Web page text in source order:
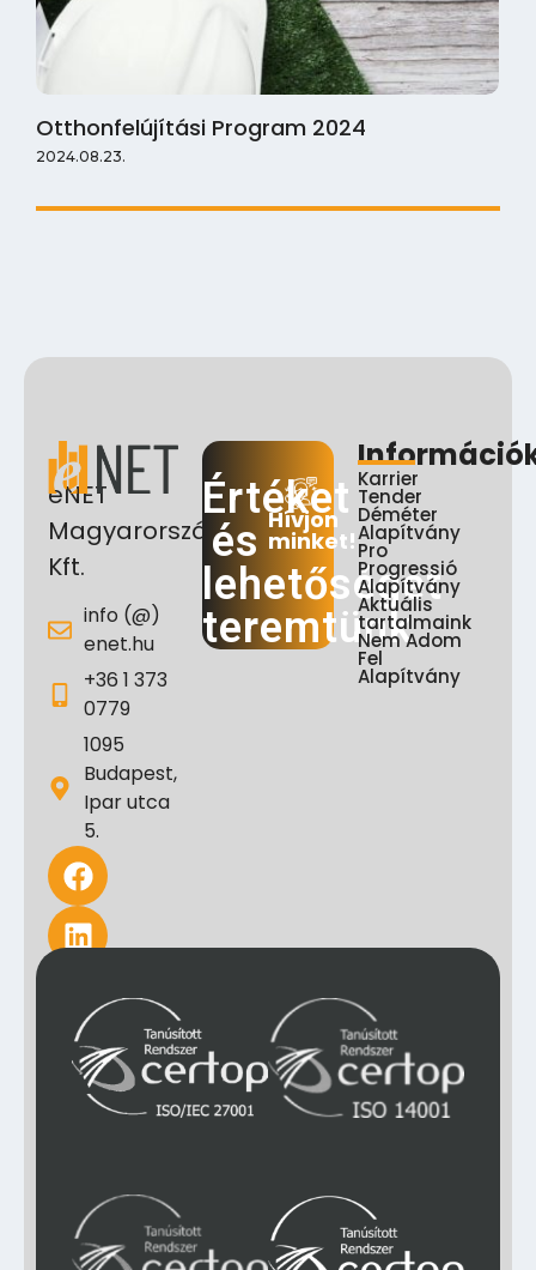
Otthonfelújítási Program 2024
2024.08.23.
eNET
Magyarország
Kft.
info (@)
enet.hu
+36 1 373
0779
1095
Budapest,
Ipar utca
5.
Értéket
és
lehetőséget
teremtünk
Hívjon
minket!
Karrier
Tender
Déméter
Alapítvány
Pro
Progressió
Alapítvány
Aktuális
tartalmaink
Nem Adom
Fel
Alapítvány